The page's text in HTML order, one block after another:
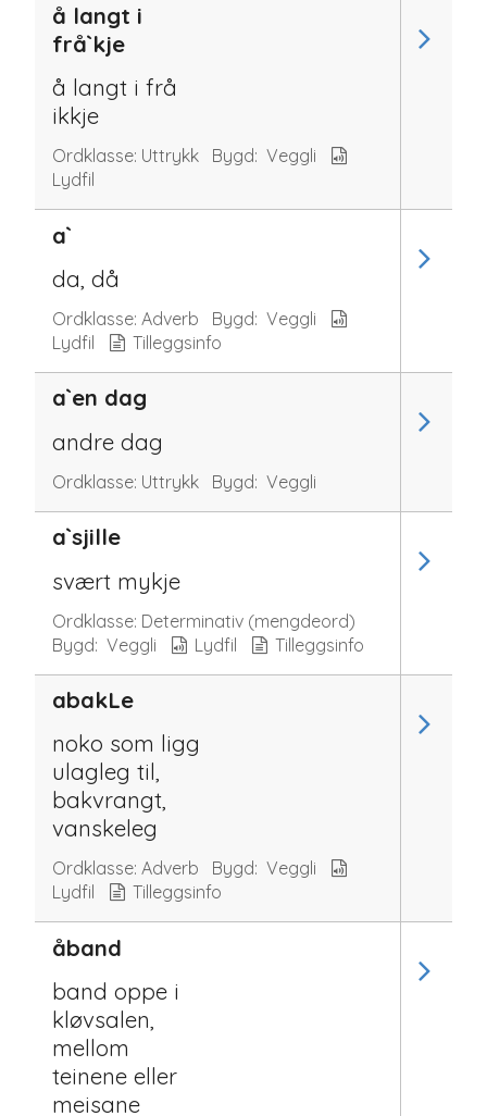
å langt i
frå`kje
å langt i frå
ikkje
Ordklasse: Uttrykk Bygd: Veggli
Lydfil
a`
da, då
Ordklasse: Adverb Bygd: Veggli
Lydfil
Tilleggsinfo
a`en dag
andre dag
Ordklasse: Uttrykk Bygd: Veggli
a`sjille
svært mykje
Ordklasse: Determinativ (mengdeord)
Bygd: Veggli Lydfil Tilleggsinfo
abakLe
noko som ligg
ulagleg til,
bakvrangt,
vanskeleg
Ordklasse: Adverb Bygd: Veggli
Lydfil
Tilleggsinfo
åband
band oppe i
kløvsalen,
mellom
teinene eller
meisane